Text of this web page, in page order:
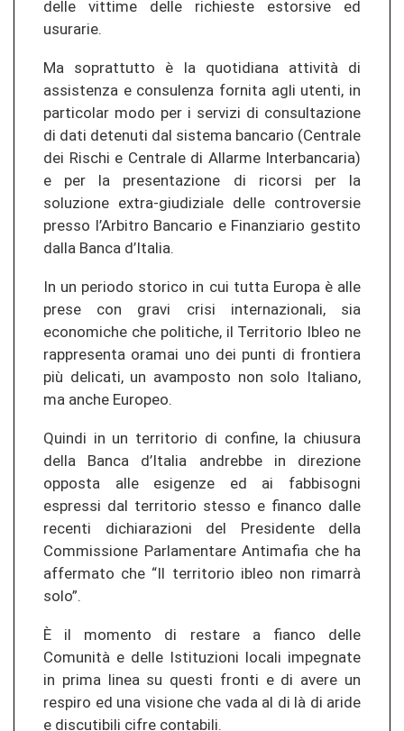
delle vittime delle richieste estorsive ed
usurarie.
Ma soprattutto è la quotidiana attività di
assistenza e consulenza fornita agli utenti, in
particolar modo per i servizi di consultazione
di dati detenuti dal sistema bancario (Centrale
dei Rischi e Centrale di Allarme Interbancaria)
e per la presentazione di ricorsi per la
soluzione extra-giudiziale delle controversie
presso l’Arbitro Bancario e Finanziario gestito
dalla Banca d’Italia.
In un periodo storico in cui tutta Europa è alle
prese con gravi crisi internazionali, sia
economiche che politiche, il Territorio Ibleo ne
rappresenta oramai uno dei punti di frontiera
più delicati, un avamposto non solo Italiano,
ma anche Europeo.
Quindi in un territorio di confine, la chiusura
della Banca d’Italia andrebbe in direzione
opposta alle esigenze ed ai fabbisogni
espressi dal territorio stesso e financo dalle
recenti dichiarazioni del Presidente della
Commissione Parlamentare Antimafia che ha
affermato che “Il territorio ibleo non rimarrà
solo”.
È il momento di restare a fianco delle
Comunità e delle Istituzioni locali impegnate
in prima linea su questi fronti e di avere un
respiro ed una visione che vada al di là di aride
e discutibili cifre contabili.